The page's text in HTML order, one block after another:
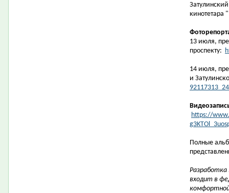
кинотетара
13 июля,
проспекту:
14 июля,
и
https://
Полные
входит в